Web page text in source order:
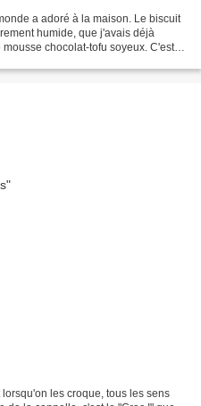
a adoré à la maison. Le biscuit
humide, que j'avais déjà
chocolat-tofu soyeux. C'est
les croque, tous les sens